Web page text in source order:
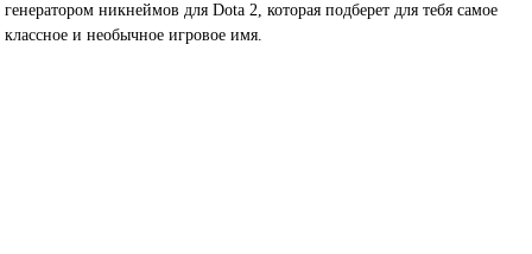
генератором никнеймов для Dota 2, которая подберет для тебя самое
классное и необычное игровое имя.